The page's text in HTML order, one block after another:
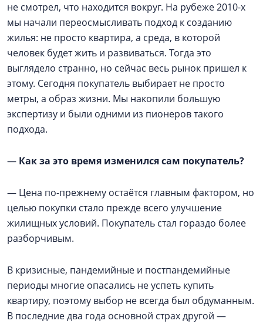
не смотрел, что находится вокруг. На рубеже 2010-х
мы начали переосмысливать подход к созданию
жилья: не просто квартира, а среда, в которой
человек будет жить и развиваться. Тогда это
выглядело странно, но сейчас весь рынок пришел к
этому. Сегодня покупатель выбирает не просто
метры, а образ жизни. Мы накопили большую
экспертизу и были одними из пионеров такого
подхода.
— Как за это время изменился сам покупатель?
— Цена по-прежнему остаётся главным фактором, но
целью покупки стало прежде всего улучшение
жилищных условий. Покупатель стал гораздо более
разборчивым.
В кризисные, пандемийные и постпандемийные
периоды многие опасались не успеть купить
квартиру, поэтому выбор не всегда был обдуманным.
В последние два года основной страх другой —